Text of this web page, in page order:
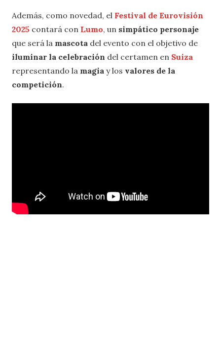
Además, como novedad, el Festival de Eurovisión
2025 contará con Lumo, un simpático personaje
que será la mascota del evento con el objetivo de
iluminar la celebración del certamen en Suiza
representando la magia y los valores de la
competición.